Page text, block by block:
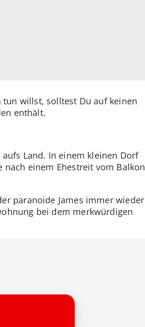
willst, solltest Du auf keinen
enthält.
Land. In einem kleinen Dorf
nach einem Ehestreit vom Balkon
paranoide James immer wieder
bei dem merkwürdigen